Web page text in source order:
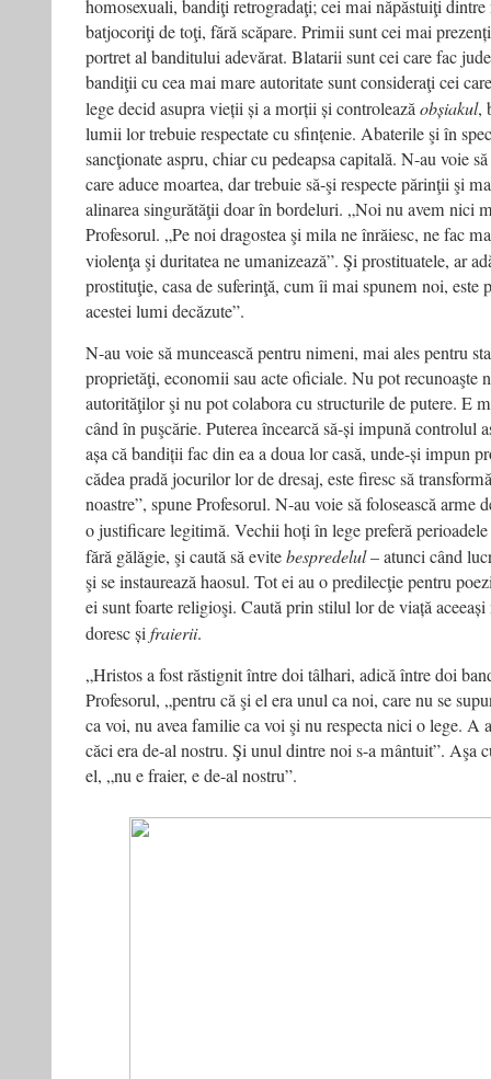
homosexuali, bandiţi retrogradaţi; cei mai năpăstuiţi
batjocoriţi de toţi, fără scăpare. Primii sunt cei mai
portret al banditului adevărat. Blatarii sunt cei care fac
bandiţii cu cea mai mare autoritate sunt consideraţi cei
lege decid asupra vieții și a morții și controleazăobșiakul,
lumii lor trebuie respectate cu sfințenie. Abaterile şi în
sancţionate aspru, chiar cu pedeapsa capitală. N-au voie
care aduce moartea, dar trebuie să-şi respecte părinţii şi
alinarea singurătăţii doar în bordeluri. „Noi nu avem nici
Profesorul. „Pe noi dragostea şi mila ne înrăiesc, ne fac
violenţa şi duritatea ne umanizează”. Şi prostituatele, ar
prostituţie, casa de suferinţă, cum îi mai spunem noi, este
acestei lumi decăzute”.
N-au voie să muncească pentru nimeni, mai ales pentru
proprietăţi, economii sau acte oficiale. Nu pot recunoaşte
autorităţilor şi nu pot colabora cu structurile de putere. E
când în puşcărie. Puterea încearcă să-și impună controlul
așa că bandiții fac din ea a doua lor casă, unde-și impun
cădea pradă jocurilor lor de dresaj, este firesc să
noastre”, spune Profesorul. N-au voie să folosească arme
o justificare legitimă. Vechii hoți în lege preferă
fără gălăgie, şi caută să evitebespredelul– atunci când
şi se instaurează haosul. Tot ei au o predilecţie pentru
ei sunt foarte religioşi. Caută prin stilul lor de viață
doresc șifraierii.
„Hristos a fost răstignit între doi tâlhari, adică între doi
Profesorul, „pentru că şi el era unul ca noi, care nu se
ca voi, nu avea familie ca voi şi nu respecta nici o lege. A
căci era de-al nostru. Şi unul dintre noi s-a mântuit”. Aşa
el, „nu e fraier, e de-al nostru”.